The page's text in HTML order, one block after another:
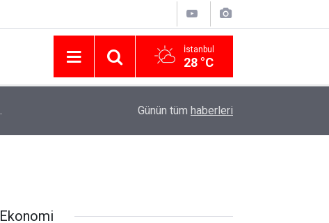
İstanbul
28 °C
Günün tüm haberleri
Ekonomi